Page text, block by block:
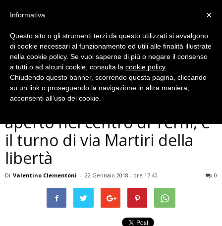
Cronaca
Ennesima discarica a cielo
aperto nel centro di Terni, è
il turno di via Martiri della
libertà
Di Valentino Clementoni - 22 Gennaio 2018 - ore 17:40 0
×
Informativa
Questo sito o gli strumenti terzi da questo utilizzati si avvalgono
di cookie necessari al funzionamento ed utili alle finalità illustrate
nella cookie policy. Se vuoi saperne di più o negare il consenso
a tutti o ad alcuni cookie, consulta la cookie policy.
Chiudendo questo banner, scorrendo questa pagina, cliccando
su un link o proseguendo la navigazione in altra maniera,
acconsenti all’uso dei cookie.